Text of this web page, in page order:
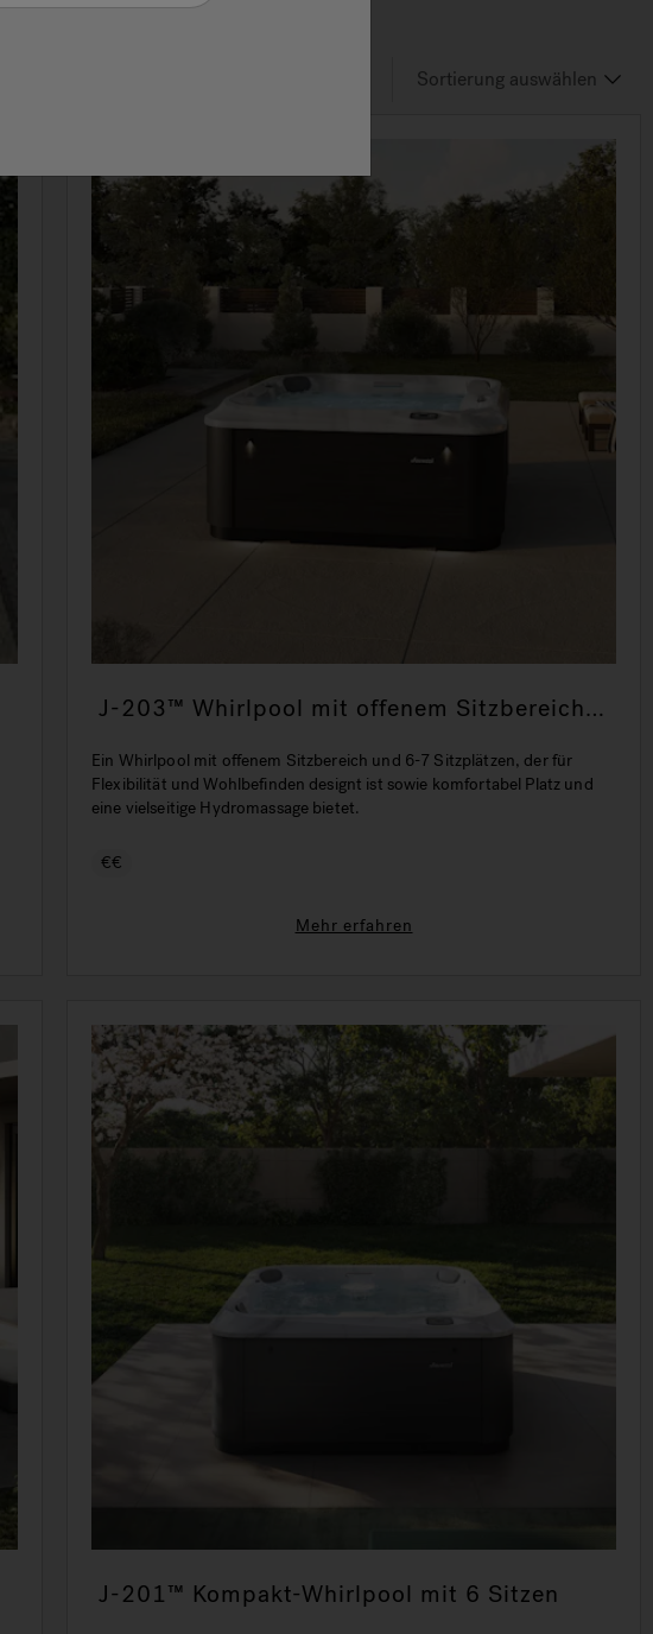
J-203™ Whirlpool mit offenem Sitzbereich
Ein Whirlpool mit offenem Sitzbereich und 6-7 Sitzplätzen, der für
Flexibilität und Wohlbefinden designt ist sowie komfortabel Platz und
eine vielseitige Hydromassage bietet.
€€
Mehr erfahren
J-201™ Kompakt-Whirlpool mit 6 Sitzen